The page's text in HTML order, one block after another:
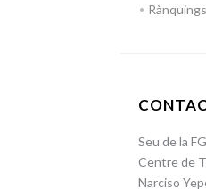
Rànquings
Seu de la
Centre de
Narciso